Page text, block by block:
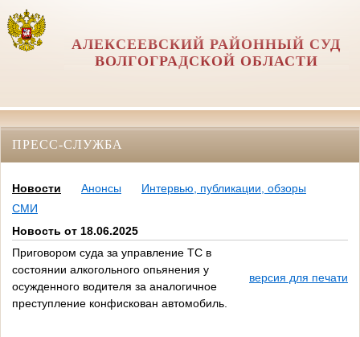
АЛЕКСЕЕВСКИЙ РАЙОННЫЙ СУД
ВОЛГОГРАДСКОЙ ОБЛАСТИ
ПРЕСС-СЛУЖБА
Новости Анонсы
Интервью, публикации, обзоры
СМИ
Новость от 18.06.2025
Приговором суда за управление ТС в
состоянии алкогольного опьянения у
осужденного водителя за аналогичное
преступление конфискован автомобиль.
версия для печати